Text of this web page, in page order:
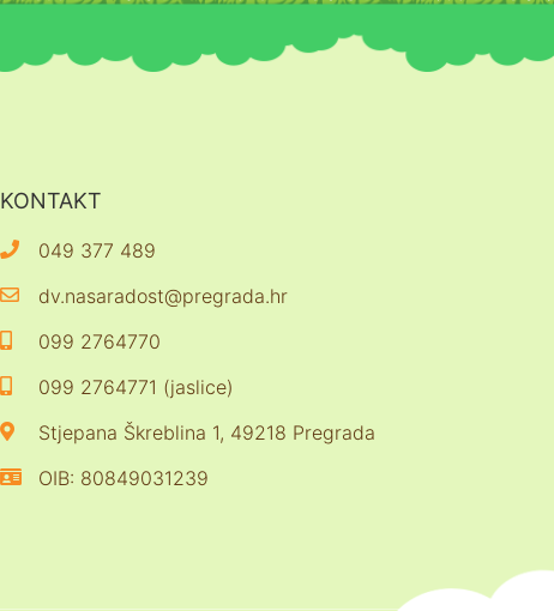
KONTAKT
049 377 489
dv.nasaradost@pregrada.hr
099 2764770
099 2764771 (jaslice)
Stjepana Škreblina 1, 49218 Pregrada
OIB: 80849031239